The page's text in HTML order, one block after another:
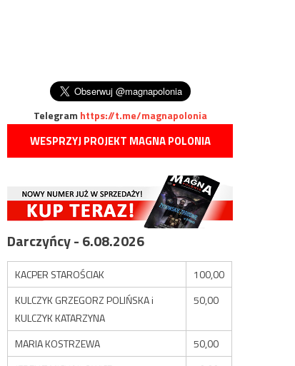
Telegram https://t.me/magnapolonia
WESPRZYJ PROJEKT MAGNA POLONIA
Darczyńcy - 6.08.2026
KACPER STAROŚCIAK
100,00
KULCZYK GRZEGORZ POLIŃSKA i
KULCZYK KATARZYNA
50,00
MARIA KOSTRZEWA
50,00